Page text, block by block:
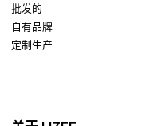
批发的
自有品牌
定制生产